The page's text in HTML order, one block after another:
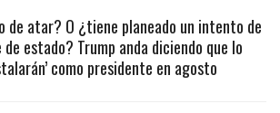
de atar? O ¿tiene planeado un intento de
de estado? Trump anda diciendo que lo
como presidente en agosto